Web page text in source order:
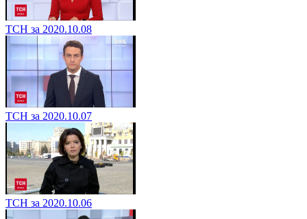
ТСН за 2020.10.08
ТСН за 2020.10.07
ТСН за 2020.10.06